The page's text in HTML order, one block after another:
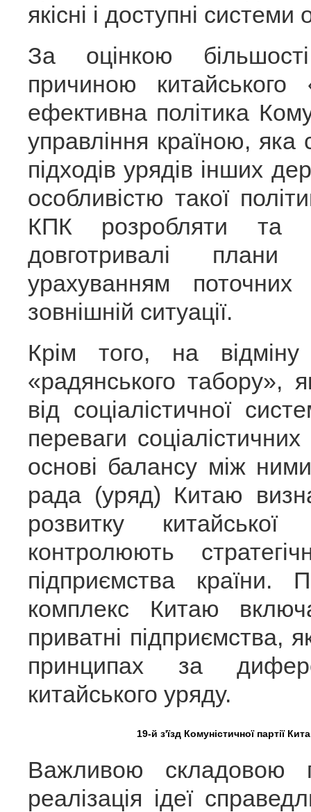
якісні і доступні
За оцінкою
причиною китайського
ефективна політика
управління країною, яка
підходів урядів інших
особливістю такої
КПК розробляти та
довготривалі
урахуванням
зовнішній ситуації.
Крім того, на
«радянського табору»,
від соціалістичної
переваги
основі балансу між
рада (уряд) Китаю
розвитку
контролюють
підприємства країни.
комплекс Китаю
приватні підприємства,
принципах за
китайського уряду.
19-й з'їзд Комуністичної партії
Важливою складовою
реалізація ідеї